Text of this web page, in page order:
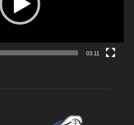
03:11